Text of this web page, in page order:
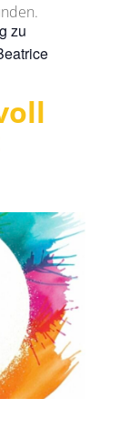
zu